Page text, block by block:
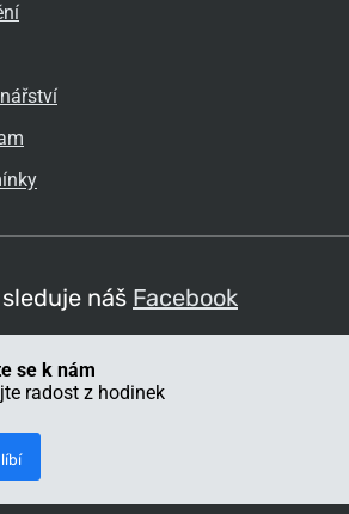
náš Facebook
se k nám
radost z hodinek